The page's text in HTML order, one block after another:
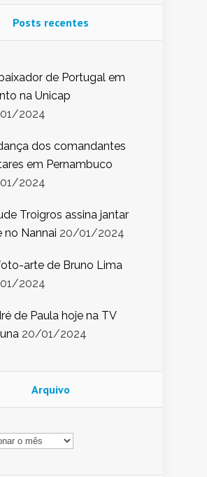
Posts recentes
de Portugal em
na Unicap
2024
dos comandantes
em Pernambuco
2024
Troigros assina jantar
no Nannai 20/01/2024
arte de Bruno Lima
2024
de Paula hoje na TV
20/01/2024
Arquivo